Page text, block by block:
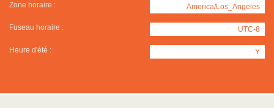
Zone horaire : America/Los_Angeles
Fuseau horaire : UTC-8
Heure d'été : Y